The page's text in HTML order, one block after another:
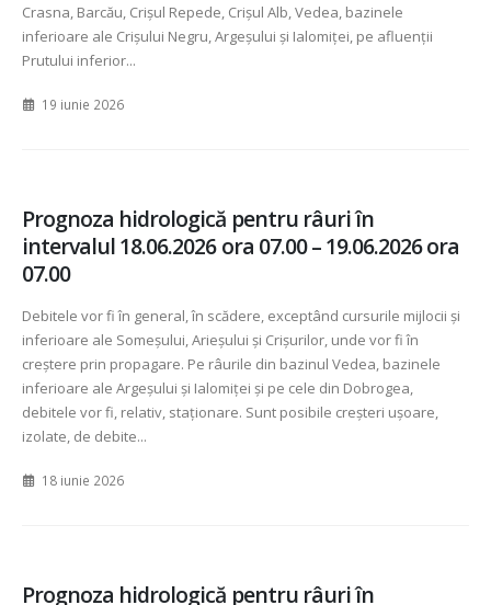
Crasna, Barcău, Crișul Repede, Crișul Alb, Vedea, bazinele
inferioare ale Crișului Negru, Argeșului și Ialomiței, pe afluenții
Prutului inferior...
19 iunie 2026
Prognoza hidrologică pentru râuri în
intervalul 18.06.2026 ora 07.00 – 19.06.2026 ora
07.00
Debitele vor fi în general, în scădere, exceptând cursurile mijlocii și
inferioare ale Someșului, Arieșului și Crișurilor, unde vor fi în
creștere prin propagare. Pe râurile din bazinul Vedea, bazinele
inferioare ale Argeșului și Ialomiței și pe cele din Dobrogea,
debitele vor fi, relativ, staționare. Sunt posibile creșteri ușoare,
izolate, de debite...
18 iunie 2026
Prognoza hidrologică pentru râuri în